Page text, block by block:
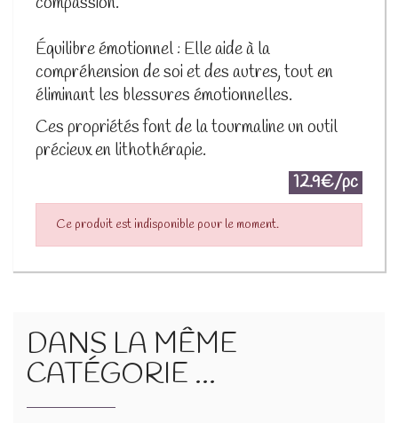
Équilibre émotionnel : Elle aide à la
compréhension de soi et des autres, tout en
éliminant les blessures émotionnelles.
Ces propriétés font de la tourmaline un outil
précieux en lithothérapie.
12.9€/pc
Ce produit est indisponible pour le moment.
DANS LA MÊME
CATÉGORIE ...